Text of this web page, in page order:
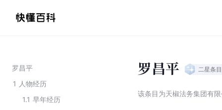
罗昌平
1 人物经历
1.1 早年经历
罗昌平 二星条目
该条目为天椒法务集团有